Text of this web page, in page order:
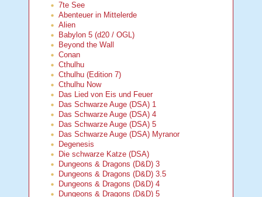
7te See
Abenteuer in Mittelerde
Alien
Babylon 5 (d20 / OGL)
Beyond the Wall
Conan
Cthulhu
Cthulhu (Edition 7)
Cthulhu Now
Das Lied von Eis und Feuer
Das Schwarze Auge (DSA) 1
Das Schwarze Auge (DSA) 4
Das Schwarze Auge (DSA) 5
Das Schwarze Auge (DSA) Myranor
Degenesis
Die schwarze Katze (DSA)
Dungeons & Dragons (D&D) 3
Dungeons & Dragons (D&D) 3.5
Dungeons & Dragons (D&D) 4
Dungeons & Dragons (D&D) 5